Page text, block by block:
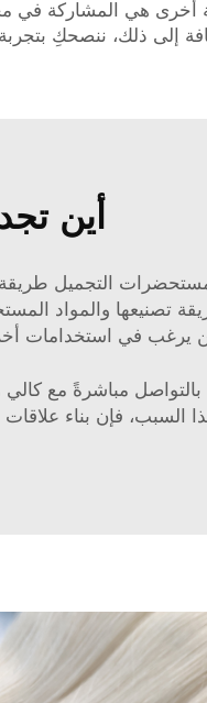
أخرى هي المشاركة في
إلى ذلك، ننصحكِ بتجربة
أين
التجميل طريقة
يرغب في استخدامات
مباشرةً مع
السبب، فإن بناء